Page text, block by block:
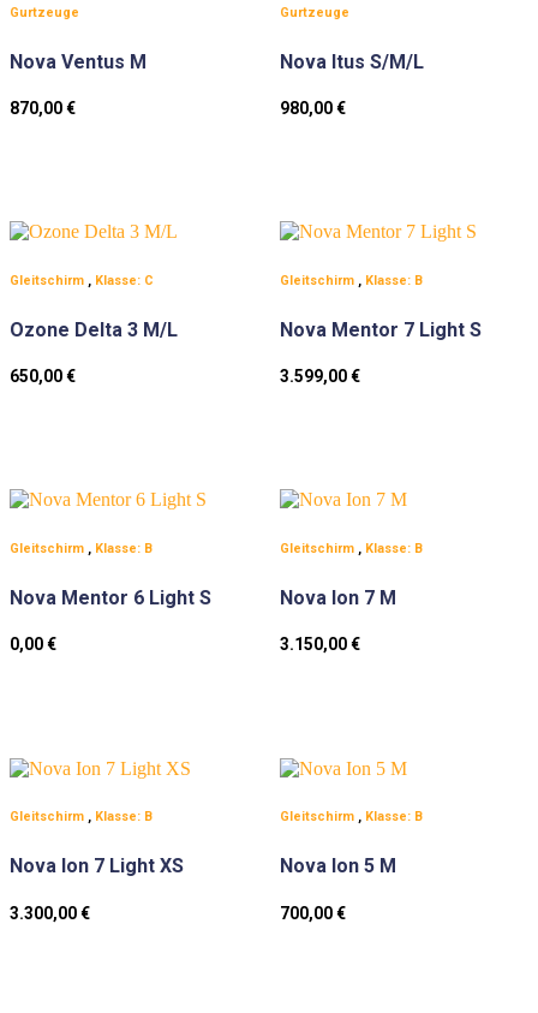
Gurtzeuge
Nova Ventus M
870,00€
Gurtzeuge
Nova Itus S/M/L
980,00€
Gleitschirm , Klasse: C
Ozone Delta 3 M/L
650,00€
Gleitschirm, Klasse: B
Nova Mentor 7 Light S
3.599,00€
Gleitschirm , Klasse: B
Nova Mentor 6 Light S
0,00€
Gleitschirm, Klasse: B
Nova Ion 7 M
3.150,00€
Gleitschirm , Klasse: B
Nova Ion 7 Light XS
3.300,00€
Gleitschirm, Klasse: B
Nova Ion 5 M
700,00€